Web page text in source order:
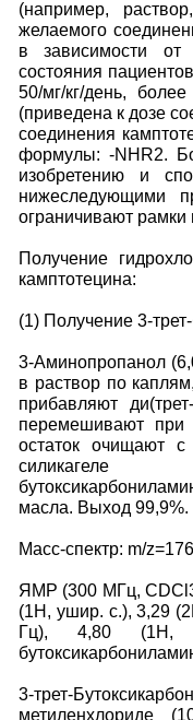
(например,
желаемого
в зависимости от
состояния
50/мг/кг/день,
(приведена к дозе
соединения
формулы: -NHR2.
изобретению и
нижеследующими
ограничивают
Получение
камптотецина:
(1) Получение 3-
3-Аминопропанол
в раствор по
прибавляют
перемешивают при
остаток очищают
масла. Выход
Масс-спектр: m/
ЯМР (300 МГц,
(1H, ушир. с.), 3,29
Гц), 4,80 (1H,
3-трет-